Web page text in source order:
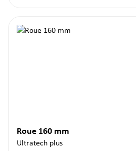
Roue 160 mm
Ultratech plus